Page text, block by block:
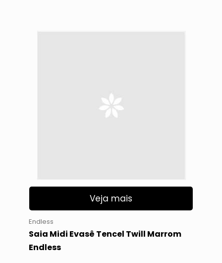
Veja mais
Endless
Saia Midi Evasê Tencel Twill Marrom
Endless